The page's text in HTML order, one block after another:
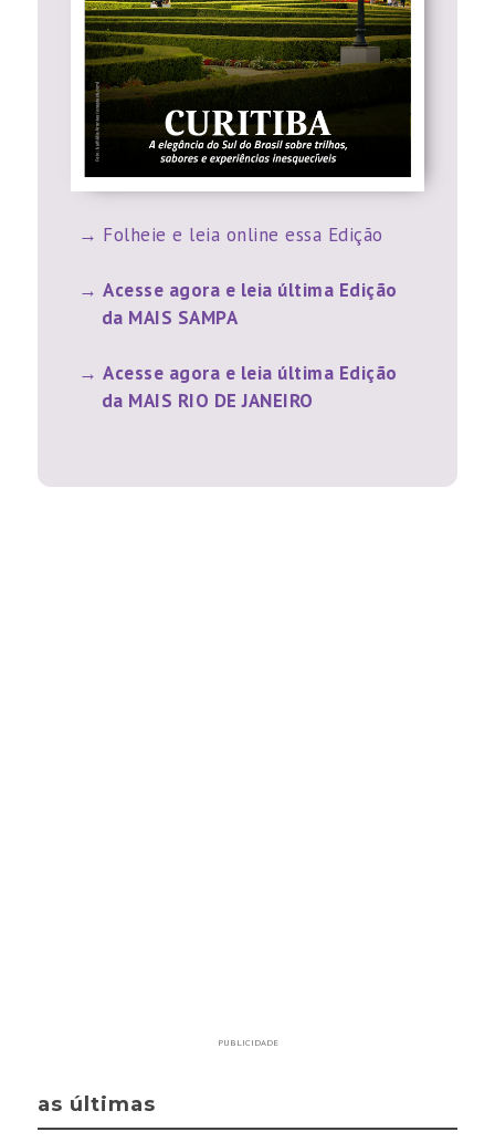
Folheie e leia online essa Edição
Acesse agora e leia última Edição
da MAIS SAMPA
Acesse agora e leia última Edição
da MAIS RIO DE JANEIRO
PUBLICIDADE
as últimas